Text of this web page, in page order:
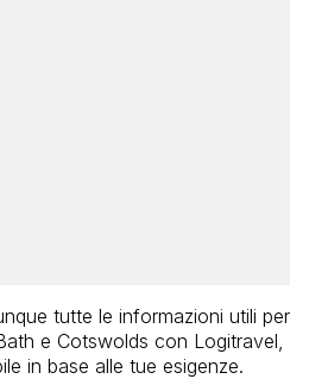
tutte le informazioni utili per
e Cotswolds con Logitravel,
in base alle tue esigenze.